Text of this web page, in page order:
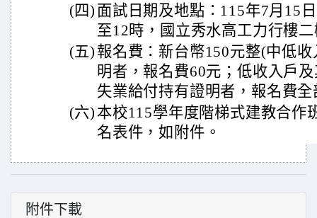
(四) 面試日期及地點：115年7月15
至12時，國立秀水高工力行樓
(五) 報名費：新台幣150元整(中低
明者，報名費60元；低收入戶
失業給付持有證明者，報名費
(六) 本校115學年度階梯式建教合作
名表件，如附件。
附件下載